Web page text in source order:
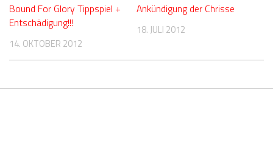
Bound For Glory Tippspiel +
Entschädigung!!!
14. OKTOBER 2012
Ankündigung der Chrisse
18. JULI 2012